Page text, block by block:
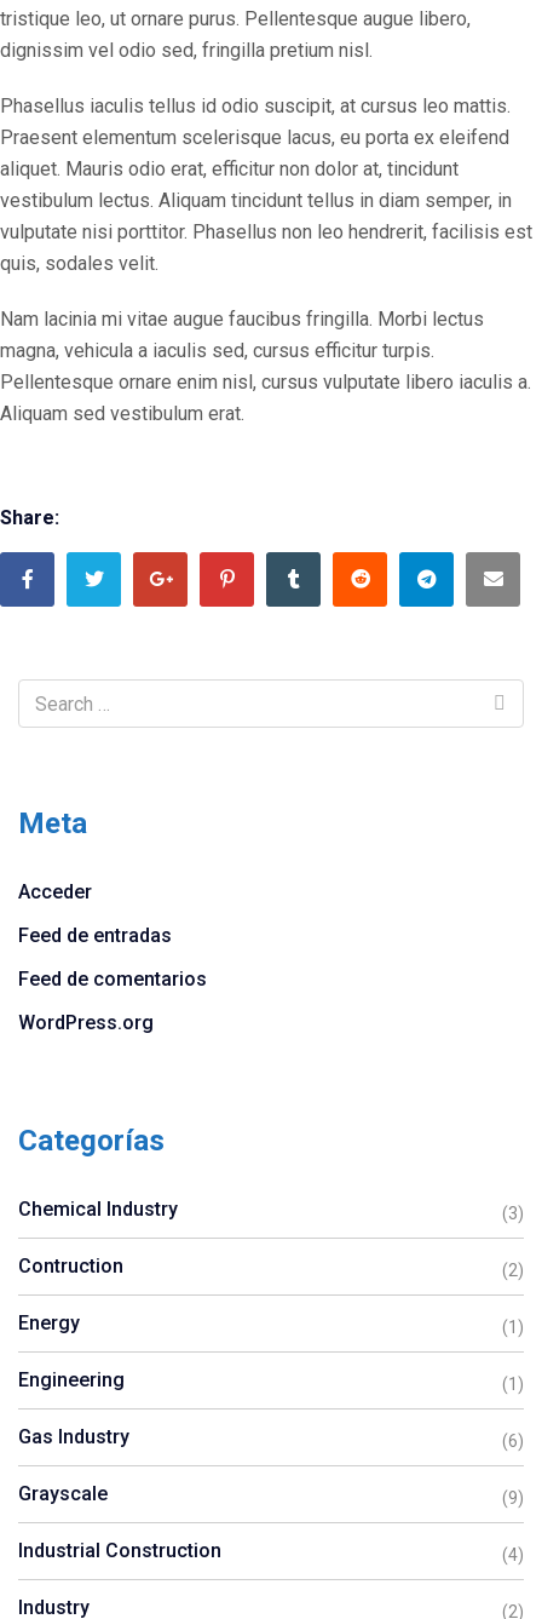
tristique leo, ut ornare purus. Pellentesque augue libero,
dignissim vel odio sed, fringilla pretium nisl.
Phasellus iaculis tellus id odio suscipit, at cursus leo mattis.
Praesent elementum scelerisque lacus, eu porta ex eleifend
aliquet. Mauris odio erat, efficitur non dolor at, tincidunt
vestibulum lectus. Aliquam tincidunt tellus in diam semper, in
vulputate nisi porttitor. Phasellus non leo hendrerit, facilisis est
quis, sodales velit.
Nam lacinia mi vitae augue faucibus fringilla. Morbi lectus
magna, vehicula a iaculis sed, cursus efficitur turpis.
Pellentesque ornare enim nisl, cursus vulputate libero iaculis a.
Aliquam sed vestibulum erat.
Share:
Meta
Acceder
Feed de entradas
Feed de comentarios
WordPress.org
Categorías
Chemical Industry (3)
Contruction (2)
Energy (1)
Engineering (1)
Gas Industry (6)
Grayscale (9)
Industrial Construction (4)
Industry (2)